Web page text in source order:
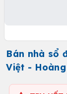
Bán nhà sổ
Việt -